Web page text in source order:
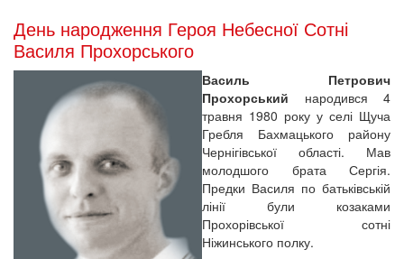
День народження Героя Небесної Сотні
Василя Прохорського
Василь Петрович
Прохорський народився 4
травня 1980 року у селі Щуча
Гребля Бахмацького району
Чернігівської області. Мав
молодшого брата Сергія.
Предки Василя по батьківській
лінії були козаками
Прохорівської сотні
Ніжинського полку.